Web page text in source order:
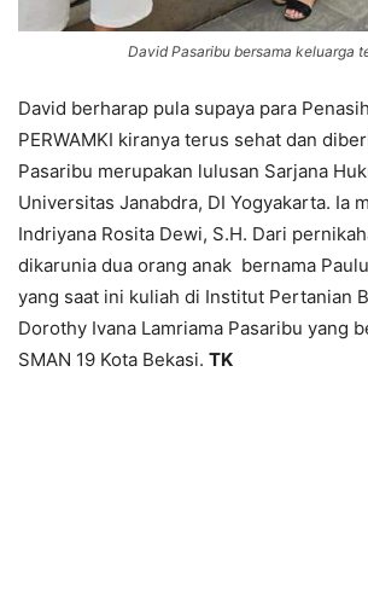
David Pasaribu bersama keluarga
David berharap pula supaya para
PERWAMKI kiranya terus sehat dan
Pasaribu merupakan lulusan Sarjana
Universitas Janabdra, DI Yogyakarta. Ia
Indriyana Rosita Dewi, S.H. Dari
dikarunia dua orang anak bernama
yang saat ini kuliah di Institut Pertanian
Dorothy Ivana Lamriama Pasaribu yang
SMAN 19 Kota Bekasi. TK